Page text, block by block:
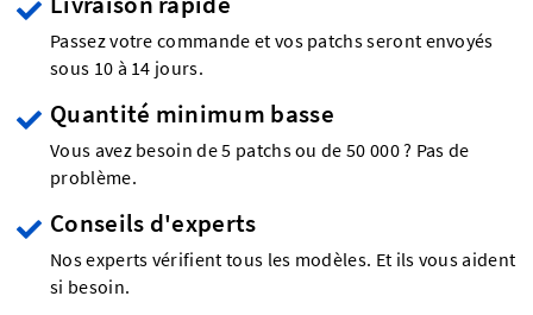
Passez votre commande et vos patchs seront envoyés
sous 10 à 14 jours.
Quantité minimum basse
Vous avez besoin de 5 patchs ou de 50 000 ? Pas de
problème.
Conseils d'experts
Nos experts vérifient tous les modèles. Et ils vous aident
si besoin.